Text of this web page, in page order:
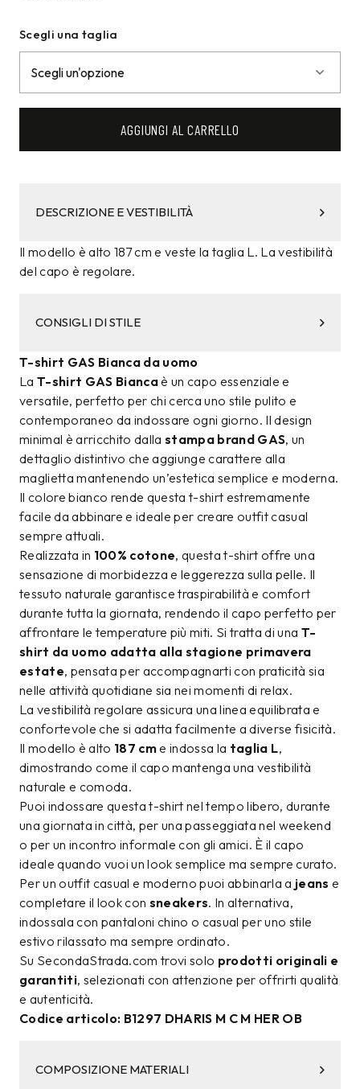
Scegli una taglia
AGGIUNGI AL CARRELLO
DESCRIZIONE E VESTIBILITÀ
Il modello è alto 187 cm e veste la taglia L. La vestibilità
del capo è regolare.
CONSIGLI DI STILE
T-shirt GAS Bianca da uomo
LaT-shirt GAS Biancaè un capo essenziale e
versatile, perfetto per chi cerca uno stile pulito e
contemporaneo da indossare ogni giorno. Il design
minimal è arricchito dallastampa brand GAS, un
dettaglio distintivo che aggiunge carattere alla
maglietta mantenendo un’estetica semplice e moderna.
Il colore bianco rende questa t-shirt estremamente
facile da abbinare e ideale per creare outfit casual
sempre attuali.
Realizzata in 100% cotone, questa t-shirt offre una
sensazione di morbidezza e leggerezza sulla pelle. Il
tessuto naturale garantisce traspirabilità e comfort
durante tutta la giornata, rendendo il capo perfetto per
affrontare le temperature più miti. Si tratta di una T-
shirt da uomo adatta alla stagione primavera
estate, pensata per accompagnarti con praticità sia
nelle attività quotidiane sia nei momenti di relax.
La vestibilità regolare assicura una linea equilibrata e
confortevole che si adatta facilmente a diverse fisicità.
Il modello è alto 187 cme indossa la taglia L,
dimostrando come il capo mantenga una vestibilità
naturale e comoda.
Puoi indossare questa t-shirt nel tempo libero, durante
una giornata in città, per una passeggiata nel weekend
o per un incontro informale con gli amici. È il capo
ideale quando vuoi un look semplice ma sempre curato.
Per un outfit casual e moderno puoi abbinarla a jeans e
completare il look con sneakers. In alternativa,
indossala con pantaloni chino o casual per uno stile
estivo rilassato ma sempre ordinato.
Su SecondaStrada.com trovi solo prodotti originali e
garantiti, selezionati con attenzione per offrirti qualità
e autenticità.
Codice articolo: B1297 DHARIS M C M HER OB
COMPOSIZIONE MATERIALI